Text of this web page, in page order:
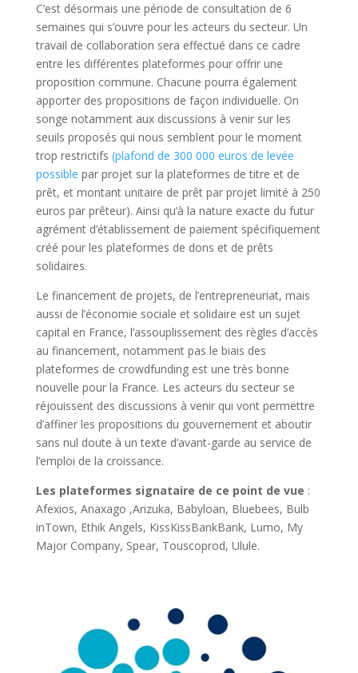
C’est désormais une période de consultation de 6
semaines qui s’ouvre pour les acteurs du secteur. Un
travail de collaboration sera effectué dans ce cadre
entre les différentes plateformes pour offrir une
proposition commune. Chacune pourra également
apporter des propositions de façon individuelle. On
songe notamment aux discussions à venir sur les
seuils proposés qui nous semblent pour le moment
trop restrictifs (plafond de 300 000 euros de levée
possible par projet sur la plateformes de titre et de
prêt, et montant unitaire de prêt par projet limité à 250
euros par prêteur). Ainsi qu’à la nature exacte du futur
agrément d’établissement de paiement spécifiquement
créé pour les plateformes de dons et de prêts
solidaires.
Le financement de projets, de l’entrepreneuriat, mais
aussi de l’économie sociale et solidaire est un sujet
capital en France, l’assouplissement des règles d’accès
au financement, notamment pas le biais des
plateformes de crowdfunding est une très bonne
nouvelle pour la France. Les acteurs du secteur se
réjouissent des discussions à venir qui vont permettre
d’affiner les propositions du gouvernement et aboutir
sans nul doute à un texte d’avant-garde au service de
l’emploi de la croissance.
Les plateformes signataire de ce point de vue :
Afexios, Anaxago ,Arizuka, Babyloan, Bluebees, Bulb
inTown, Ethik Angels, KissKissBankBank, Lumo, My
Major Company, Spear, Touscoprod, Ulule.